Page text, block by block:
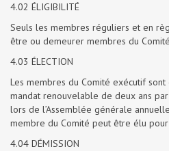
4.02 ÉLIGIBILITÉ
Seuls les membres réguliers et en
être ou demeurer membres du
4.03 ÉLECTION
Les membres du Comité exécutif
mandat renouvelable de deux ans
lors de l’Assemblée générale
membre du Comité peut être élu
4.04 DÉMISSION